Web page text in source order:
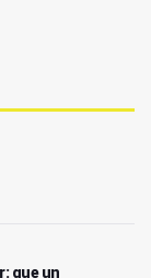
que un